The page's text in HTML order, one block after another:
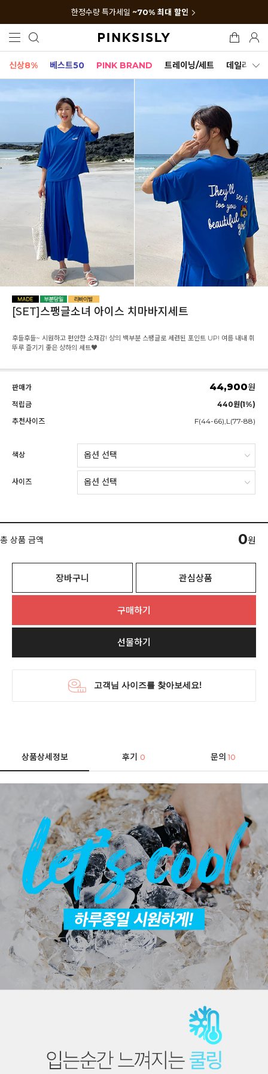
한정수량 특가세일 ~70% 최대 할인
신상8% 베스트50 PINK BRAND 트레이닝/세트 데일리세트
[SET]스팽글소녀 아이스 치마바지세트
후들후들~ 시원하고 편안한 소재감! 상의 백부분 스팽글로 세련된 포인트 UP! 여름 내내 휘
뚜루 즐기기 좋은 상하의 세트♥
판매가 44,900원
적립금
440원(1%)
추천사이즈
F(44-66),L(77-88)
색상
사이즈
총 상품 금액 0원
장바구니 관심상품
구매하기
선물하기
상품상세정보 후기0 문의 10